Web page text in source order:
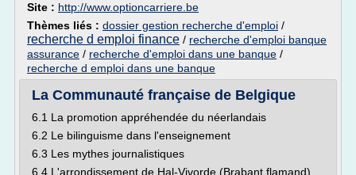
Site : http://www.optioncarriere.be
Thèmes liés : dossier gestion recherche d'emploi /
recherche d emploi finance / recherche d'emploi banque
assurance / recherche d'emploi dans une banque /
recherche d emploi dans une banque
La Communauté française de Belgique
6.1 La promotion appréhendée du néerlandais
6.2 Le bilinguisme dans l'enseignement
6.3 Les mythes journalistiques
6.4 L'arrondissement de Hal-Vivorde (Brabant flamand)